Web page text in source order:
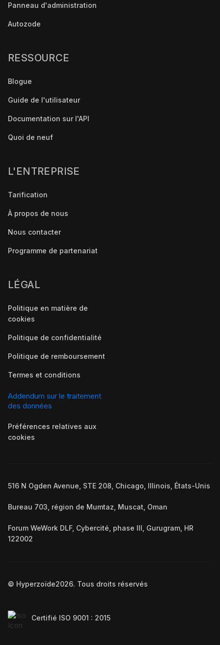
Panneau d'administration
Autozode
RESSOURCE
Blogue
Guide de l'utilisateur
Documentation sur l'API
Quoi de neuf
L'ENTREPRISE
Tarification
À propos de nous
Nous contacter
Programme de partenariat
LÉGAL
Politique en matière de
cookies
Politique de confidentialité
Politique de remboursement
Termes et conditions
Addendum sur le traitement
des données
Préférences relatives aux
cookies
516 N Ogden Avenue, STE 208, Chicago, Illinois, États-Unis
Bureau 703, région de Mumtaz, Muscat, Oman
Forum WeWork DLF, Cybercité, phase III, Gurugram, HR
122002
© Hyperzoïde2026. Tous droits réservés
Certifié ISO 9001 : 2015